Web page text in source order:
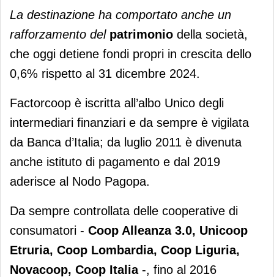
La destinazione ha comportato anche un
rafforzamento del patrimonio della società,
che oggi detiene fondi propri in crescita dello
0,6% rispetto al 31 dicembre 2024.
Factorcoop è iscritta all’albo Unico degli
intermediari finanziari e da sempre è vigilata
da Banca d’Italia; da luglio 2011 è divenuta
anche istituto di pagamento e dal 2019
aderisce al Nodo Pagopa.
Da sempre controllata delle cooperative di
consumatori - Coop Alleanza 3.0, Unicoop
Etruria, Coop Lombardia, Coop Liguria,
Novacoop, Coop Italia-, fino al 2016